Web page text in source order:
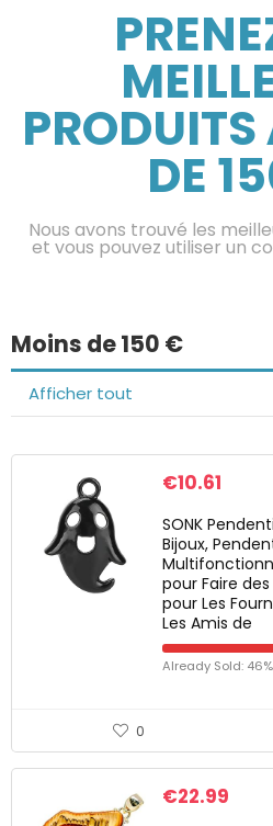
DE
Nous avons trouvé les
et vous pouvez utiliser un
Moins de 150 €
Afficher tout
€10.61
SONK
Bijoux,
pour Faire
pour Les
Les Amis de
Already Sold: 46%
0
€22.99